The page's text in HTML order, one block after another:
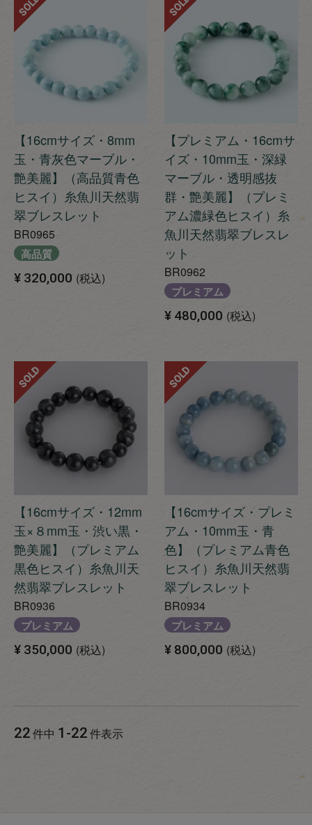
【16cmサイズ・8mm
玉・青灰色マーブル・
艶美麗】（高品質青色
ヒスイ）糸魚川天然翡
翠ブレスレット
BR0965
高品質
¥ 320,000 税込
SOLD
【プレミアム・16cmサ
イズ・10mm玉・深緑
マーブル・透明感抜
群・艶美麗】（プレミ
アム濃緑色ヒスイ）糸
魚川天然翡翠ブレスレ
ット
BR0962
プレミアム
¥ 480,000 税込
SOLD
【16cmサイズ・12mm
玉×８mm玉・渋い黒・
艶美麗】（プレミアム
黒色ヒスイ）糸魚川天
然翡翠ブレスレット
BR0936
プレミアム
¥ 350,000 税込
SOLD
【16cmサイズ・プレミ
アム・10mm玉・青
色】（プレミアム青色
ヒスイ）糸魚川天然翡
翠ブレスレット
BR0934
プレミアム
¥ 800,000 税込
SOLD
22件中 1 -22件表示